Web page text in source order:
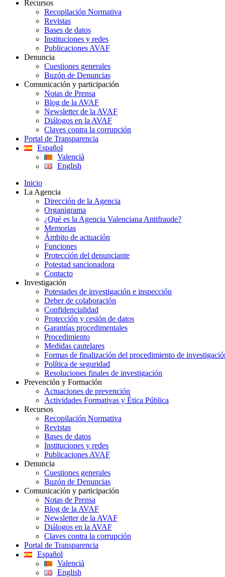
Recursos
Recopilación Normativa
Revistas
Bases de datos
Instituciones y redes
Publicaciones AVAF
Denuncia
Cuestiones generales
Buzón de Denuncias
Comunicación y participación
Notas de Prensa
Blog de la AVAF
Newsletter de la AVAF
Diálogos en la AVAF
Claves contra la corrupción
Portal de Transparencia
Español
Valencià
English
Inicio
La Agencia
Dirección de la Agencia
Organigrama
¿Qué es la Agencia Valenciana Antifraude?
Memorias
Ámbito de actuación
Funciones
Protección del denunciante
Potestad sancionadora
Contacto
Investigación
Potestades de investigación e inspección
Deber de colaboración
Confidencialidad
Protección y cesión de datos
Garantías procedimentales
Procedimiento
Medidas cautelares
Formas de finalización del procedimiento de
Política de seguridad
Resoluciones finales de investigación
Prevención y Formación
Actuaciones de prevención
Actividades Formativas y Ética Pública
Recursos
Recopilación Normativa
Revistas
Bases de datos
Instituciones y redes
Publicaciones AVAF
Denuncia
Cuestiones generales
Buzón de Denuncias
Comunicación y participación
Notas de Prensa
Blog de la AVAF
Newsletter de la AVAF
Diálogos en la AVAF
Claves contra la corrupción
Portal de Transparencia
Español
Valencià
English